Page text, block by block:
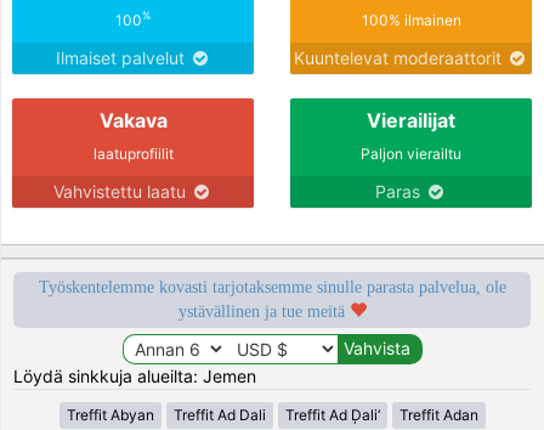
100%
Ilmaiset palvelut
100% ilmainen
Kuuntelevat moderaattorit
Vakava
laatuprofiilit
Vahvistettu laatu
Vierailijat
Paljon vierailtu
Paras
Työskentelemme kovasti tarjotaksemme sinulle parasta palvelua, ole
ystävällinen ja tue meitä
Löydä sinkkuja alueilta: Jemen
Treffit Abyan Treffit Ad Dali Treffit Ad Ḑali‘ Treffit Adan